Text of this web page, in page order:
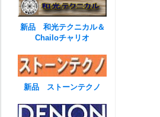
新品 和光テクニカル＆
Chailoチャリオ
新品 ストーンテクノ